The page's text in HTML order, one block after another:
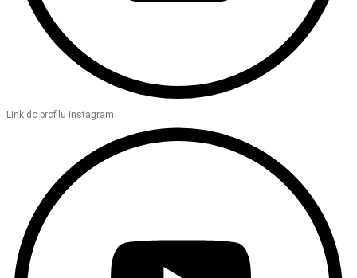
Link do profilu instagram